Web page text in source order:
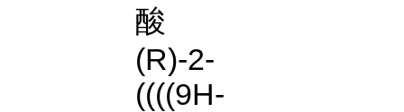
酸
(R)-2-
((((9H-